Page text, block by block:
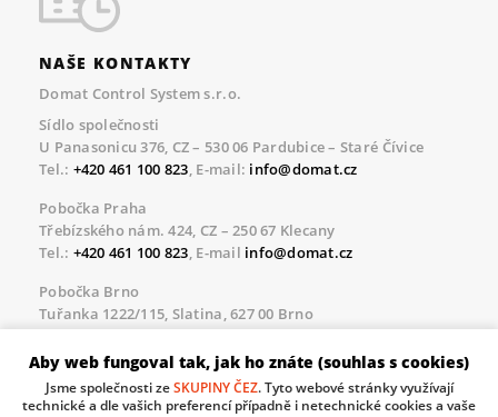
NAŠE KONTAKTY
Domat Control System s.r.o.
Sídlo společnosti
U Panasonicu 376, CZ – 530 06 Pardubice – Staré Čívice
Tel.: +420 461 100 823, E-mail: info@domat.cz
Pobočka Praha
Třebízského nám. 424, CZ – 250 67 Klecany
Tel.: +420 461 100 823, E-mail info@domat.cz
Pobočka Brno
Tuřanka 1222/115, Slatina, 627 00 Brno
Tel.:+420 461 100 823, E-mailinfo@domat.cz
Servisní linka pro námi realizované akce
Po – Pá 8.30 – 17.00
Aby web fungoval tak, jak ho znáte (souhlas s cookies)
Jsme společnosti zeSKUPINY ČEZ. Tyto webové stránky využívají
technické a dle vašich preferencí případně i netechnické cookies a vaše